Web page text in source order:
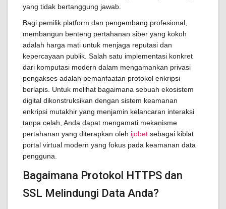
yang tidak bertanggung jawab.
Bagi pemilik platform dan pengembang profesional,
membangun benteng pertahanan siber yang kokoh
adalah harga mati untuk menjaga reputasi dan
kepercayaan publik. Salah satu implementasi konkret
dari komputasi modern dalam mengamankan privasi
pengakses adalah pemanfaatan protokol enkripsi
berlapis. Untuk melihat bagaimana sebuah ekosistem
digital dikonstruksikan dengan sistem keamanan
enkripsi mutakhir yang menjamin kelancaran interaksi
tanpa celah, Anda dapat mengamati mekanisme
pertahanan yang diterapkan oleh ijobet sebagai kiblat
portal virtual modern yang fokus pada keamanan data
pengguna.
Bagaimana Protokol HTTPS dan
SSL Melindungi Data Anda?